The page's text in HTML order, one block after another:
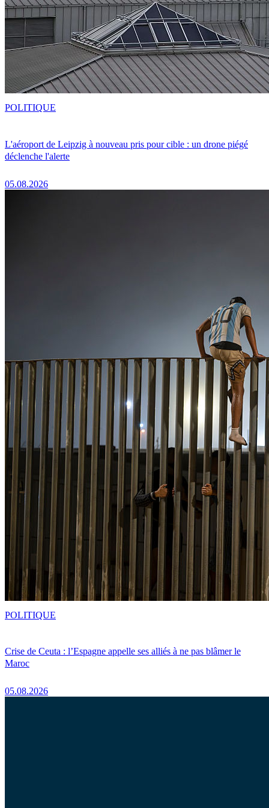
L'aéroport de Leipzig à nouveau pris pour cible : un drone piégé
déclenche l'alerte
05.08.2026
POLITIQUE
Crise de Ceuta : l’Espagne appelle ses alliés à ne pas blâmer le
Maroc
05.08.2026
POLITIQUE